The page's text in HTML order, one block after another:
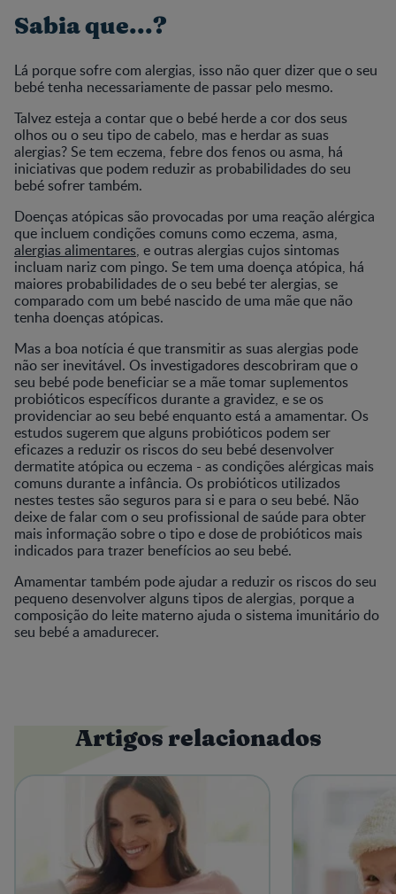
Sabia que...?
Lá porque sofre com alergias, isso não quer dizer que o seu
bebé tenha necessariamente de passar pelo mesmo.
Talvez esteja a contar que o bebé herde a cor dos seus
olhos ou o seu tipo de cabelo, mas e herdar as suas
alergias? Se tem eczema, febre dos fenos ou asma, há
iniciativas que podem reduzir as probabilidades do seu
bebé sofrer também.
Doenças atópicas são provocadas por uma reação alérgica
que incluem condições comuns como eczema, asma,
alergias alimentares, e outras alergias cujos sintomas
incluam nariz com pingo. Se tem uma doença atópica, há
maiores probabilidades de o seu bebé ter alergias, se
comparado com um bebé nascido de uma mãe que não
tenha doenças atópicas.
Mas a boa notícia é que transmitir as suas alergias pode
não ser inevitável. Os investigadores descobriram que o
seu bebé pode beneficiar se a mãe tomar suplementos
probióticos específicos durante a gravidez, e se os
providenciar ao seu bebé enquanto está a amamentar. Os
estudos sugerem que alguns probióticos podem ser
eficazes a reduzir os riscos do seu bebé desenvolver
dermatite atópica ou eczema - as condições alérgicas mais
comuns durante a infância. Os probióticos utilizados
nestes testes são seguros para si e para o seu bebé. Não
deixe de falar com o seu profissional de saúde para obter
mais informação sobre o tipo e dose de probióticos mais
indicados para trazer benefícios ao seu bebé.
Amamentar também pode ajudar a reduzir os riscos do seu
pequeno desenvolver alguns tipos de alergias, porque a
composição do leite materno ajuda o sistema imunitário do
seu bebé a amadurecer.
Artigos relacionados